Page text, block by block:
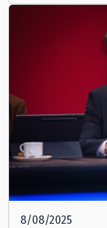
8/08/2025